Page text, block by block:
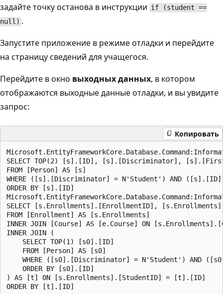
задайте точку останова в инструкции if (student ==
null) .
Запустите приложение в режиме отладки и перейдите
на страницу сведений для учащегося.
Перейдите в окно выходных данных, в котором
отображаются выходные данные отладки, и вы увидите
запрос:
Копировать
SELECT TOP(2) [s].[ID], [s].[Discriminator],
FROM [Person] AS [s]
WHERE ([s].[Discriminator] = N'Student') AND ([s].[ID]
ORDER BY [s].[ID]
SELECT [s.Enrollments].[EnrollmentID],
FROM [Enrollment] AS [s.Enrollments]
INNER JOIN [Course] AS [e.Course] ON
INNER JOIN (
    SELECT TOP(1) [s0].[ID]
    FROM [Person] AS [s0]
WHERE ([s0].[Discriminator] = N'Student') AND
    ORDER BY [s0].[ID]
) AS [t] ON [s.Enrollments].[StudentID] = [t].[ID]